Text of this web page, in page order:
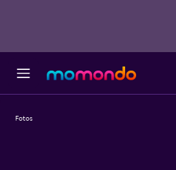
Fotos